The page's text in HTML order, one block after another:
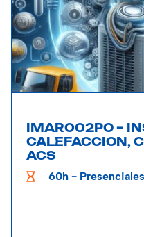
IMAR002PO –
CALEFACCION,
ACS
60h -